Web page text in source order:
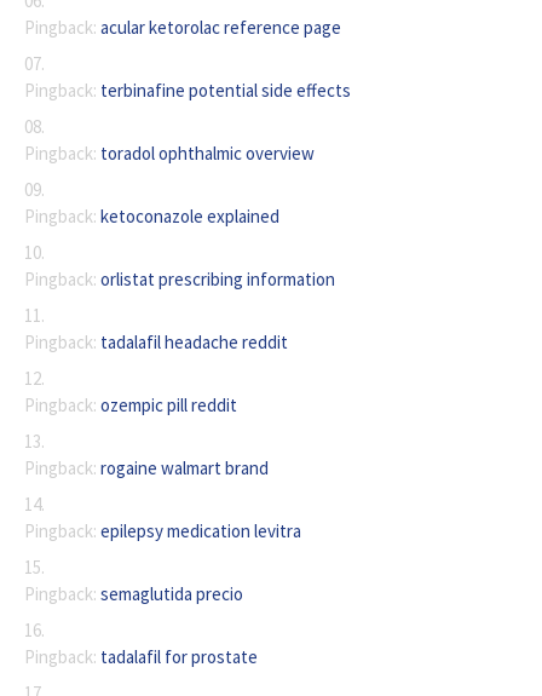
Pingback: acular ketorolac reference page
Pingback: terbinafine potential side effects
Pingback: toradol ophthalmic overview
Pingback: ketoconazole explained
Pingback: orlistat prescribing information
Pingback: tadalafil headache reddit
Pingback: ozempic pill reddit
Pingback: rogaine walmart brand
Pingback: epilepsy medication levitra
Pingback: semaglutida precio
Pingback: tadalafil for prostate